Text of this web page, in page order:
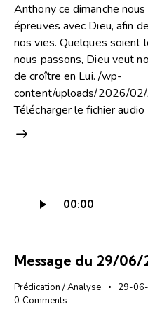
Anthony ce dimanche
épreuves avec Dieu, afin
nos vies. Quelques soient
nous passons, Dieu veut
de croître en Lui. /wp-
content/uploads/2026/
Télécharger le fichier audio
audio
00:00
Message du 29/06/
Prédication / Analyse 29-
0 Comments